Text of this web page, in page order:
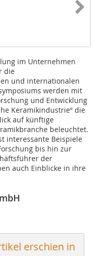
im Unternehmen
die
und interna­tionalen
werden mit
und Entwicklung
Keramikindustrie“ die
auf künftige
beleuchtet.
interessante Beispiele
bis hin zur
der
auch Einblicke in ihre
erschien in